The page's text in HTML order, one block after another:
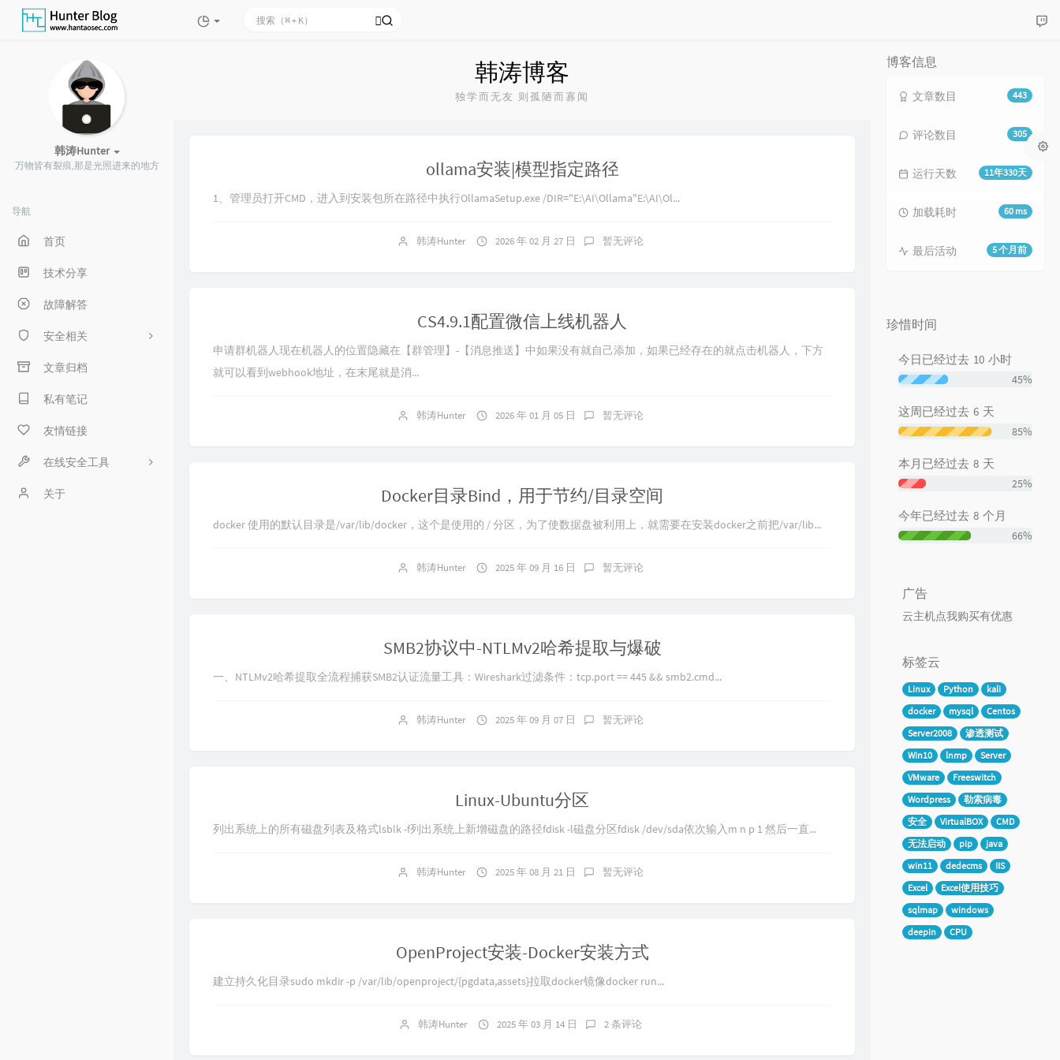
韩涛Hunter
万物皆有裂痕,那是光照进来的地方
导航
首页
技术分享
故障解答
安全相关
笔记
实验
文章归档
私有笔记
友情链接
在线安全工具
反弹Shell生成
关于
韩涛博客
独学而无友 则孤陋而寡闻
ollama安装|模型指定路径
1、管理员打开CMD，进入到安装包所在路径中执行OllamaSetup.exe /DIR="E:\AI\Ollama"E:\AI\Ol...
韩涛Hunter 2026 年 02 月 27 日 暂无评论
CS4.9.1配置微信上线机器人
申请群机器人现在机器人的位置隐藏在【群管理】-【消息推送】中如果没有就自己添加，如果已经存在的就点击机器人，下方
就可以看到webhook地址，在末尾就是消...
韩涛Hunter 2026 年 01 月 05 日 暂无评论
Docker目录Bind，用于节约/目录空间
docker 使用的默认目录是/var/lib/docker，这个是使用的 / 分区，为了使数据盘被利用上，就需要在安装docker之前把/var/lib...
韩涛Hunter 2025 年 09 月 16 日 暂无评论
SMB2协议中-NTLMv2哈希提取与爆破
一、NTLMv2哈希提取全流程捕获SMB2认证流量工具：Wireshark过滤条件：tcp.port == 445 && smb2.cmd...
韩涛Hunter 2025 年 09 月 07 日 暂无评论
Linux-Ubuntu分区
列出系统上的所有磁盘列表及格式lsblk -f列出系统上新增磁盘的路径fdisk -l磁盘分区fdisk /dev/sda依次输入m n p 1 然后一直...
韩涛Hunter 2025 年 08 月 21 日 暂无评论
OpenProject安装-Docker安装方式
建立持久化目录sudo mkdir -p /var/lib/openproject/{pgdata,assets}拉取docker镜像docker run...
韩涛Hunter 2025 年 03 月 14 日 2 条评论
博客信息
443
文章数目
305
评论数目
11年330天
运行天数
60 ms
加载耗时
5 个月前
最后活动
珍惜时间
今日已经过去 10 小时
45%
这周已经过去 6 天
85%
本月已经过去 8 天
25%
今年已经过去 8 个月
66%
广告
云主机点我购买有优惠
标签云
Linux Python
kali
docker
mysql
Centos
Server2008
渗透测试
Win10
lnmp
Server
VMware
Freeswitch
Wordpress
勒索病毒
安全
VirtualBOX
CMD
无法启动
pip
java
win11
dedecms
IIS
Excel
Excel使用技巧
sqlmap
windows
deepin
CPU